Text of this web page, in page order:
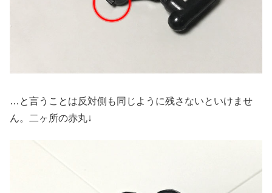
…と言うことは反対側も同じように残さないといけませ
ん。二ヶ所の赤丸↓